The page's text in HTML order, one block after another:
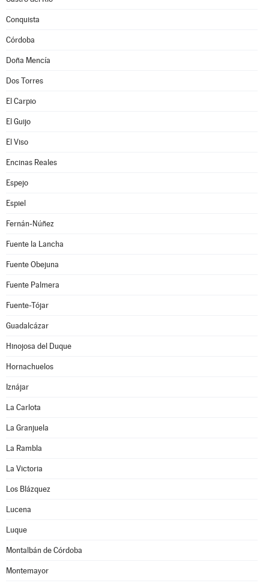
Conquista
Córdoba
Doña Mencía
Dos Torres
El Carpio
El Guijo
El Viso
Encinas Reales
Espejo
Espiel
Fernán-Núñez
Fuente la Lancha
Fuente Obejuna
Fuente Palmera
Fuente-Tójar
Guadalcázar
Hinojosa del Duque
Hornachuelos
Iznájar
La Carlota
La Granjuela
La Rambla
La Victoria
Los Blázquez
Lucena
Luque
Montalbán de Córdoba
Montemayor